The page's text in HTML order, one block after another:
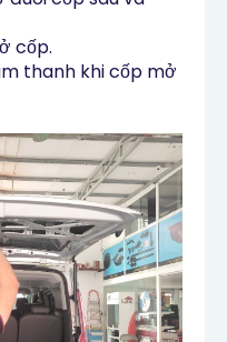
cốp.
thanh khi cốp mở